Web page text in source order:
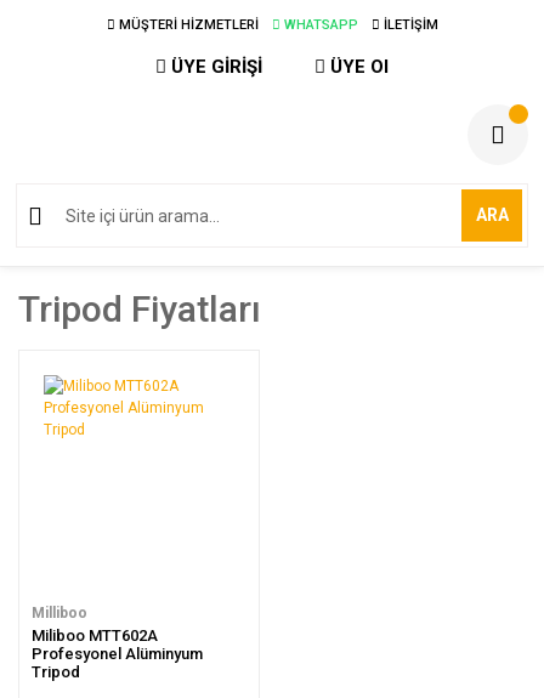
MÜŞTERİ HİZMETLERİ WHATSAPP İLETİŞİM
ÜYE GİRİŞİ ÜYE Ol
ARA
Tripod Fiyatları
Milliboo
Miliboo MTT602A
Profesyonel Alüminyum
Tripod